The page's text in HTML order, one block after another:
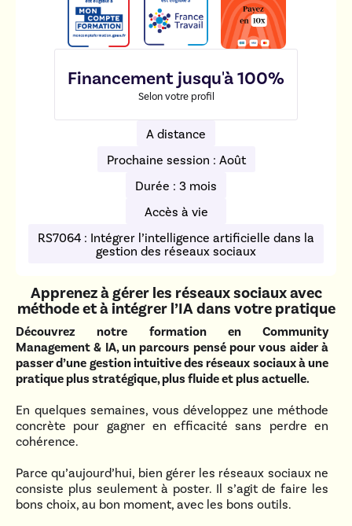
Apprenez à gérer les réseaux sociaux avec
méthode et à intégrer l’IA dans votre pratique
Découvrez notre formation en Community
Management & IA, un parcours pensé pour vous aider à
passer d’une gestion intuitive des réseaux sociaux à une
pratique plus stratégique, plus fluide et plus actuelle.
En quelques semaines, vous développez une méthode
concrète pour gagner en efficacité sans perdre en
cohérence.
Parce qu’aujourd’hui, bien gérer les réseaux sociaux ne
consiste plus seulement à poster. Il s’agit de faire les
bons choix, au bon moment, avec les bons outils.
Financement jusqu'à 100%
Selon votre profil
A distance
Prochaine session : Août
Durée : 3 mois
Accès à vie
RS7064 : Intégrer l’intelligence artificielle dans la
gestion des réseaux sociaux